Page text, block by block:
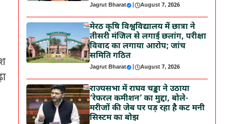
Jagrut Bharat | August 7, 2026
मेरठ कृषि विश्वविद्यालय में छात्रा ने
तीसरी मंजिल से लगाई छलांग, परीक्षा
विवाद का लगाया आरोप; जांच
समिति गठित
Jagrut Bharat | August 7, 2026
राज्यसभा में राघव चड्ढा ने उठाया
‘रेफरल कमीशन’ का मुद्दा, बोले-
मरीजों की जेब पर पड़ रहा है कट मनी
सिस्टम का बोझ